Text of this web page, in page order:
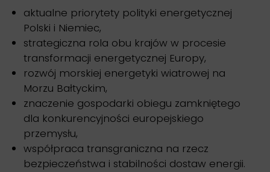
aktualne priorytety polityki energetycznej
Polski i Niemiec,
strategiczna rola obu krajów w procesie
transformacji energetycznej Europy,
rozwój morskiej energetyki wiatrowej na
Morzu Bałtyckim,
znaczenie gospodarki obiegu zamkniętego
dla konkurencyjności europejskiego
przemysłu,
współpraca transgraniczna na rzecz
bezpieczeństwa i stabilności dostaw energii.